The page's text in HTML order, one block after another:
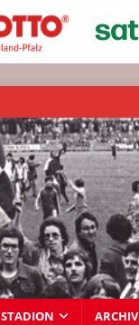
STADION ARCHIV